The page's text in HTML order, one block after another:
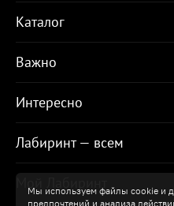
Мы используем файлы cookie и
предпочтений и анализа
Каталог
Важно
Интересно
Лабиринт — всем